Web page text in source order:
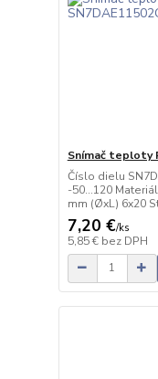
Snímač teploty
Číslo dielu
-50…120
mm (ØxL) 6x20
7,20 €/ks
5,85 € bez DPH